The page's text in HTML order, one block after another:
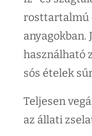
rosttartalmú
anyagokban.
használható
sós ételek
Teljesen
az állati